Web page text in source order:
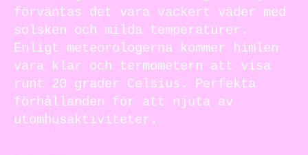
förväntas det vara vackert väder med
solsken och milda temperaturer.
Enligt meteorologerna kommer himlen
vara klar och termometern att visa
runt 20 grader Celsius. Perfekta
förhållanden för att njuta av
utomhusaktiviteter.